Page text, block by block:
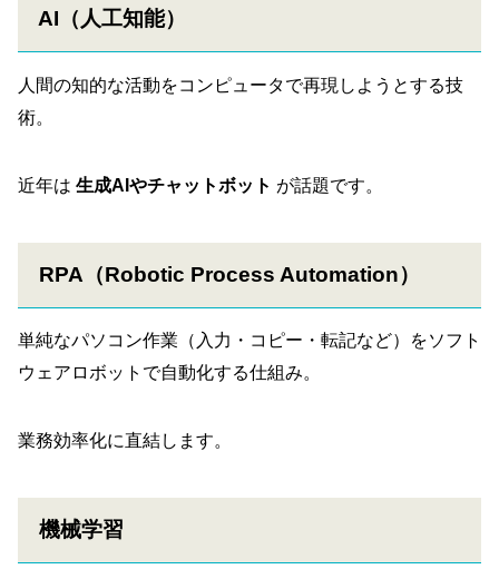
AI（人工知能）
人間の知的な活動をコンピュータで再現しようとする技
術。
近年は 生成AIやチャットボット が話題です。
RPA（Robotic Process Automation）
単純なパソコン作業（入力・コピー・転記など）をソフト
ウェアロボットで自動化する仕組み。
業務効率化に直結します。
機械学習